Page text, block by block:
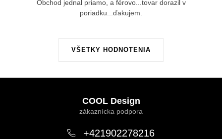
VŠETKY HODNOTENIA
Obchod jednal priamo, a férovo...tovar dorazil v
poriadku...ďakujem.
COOL Design
+421902278216